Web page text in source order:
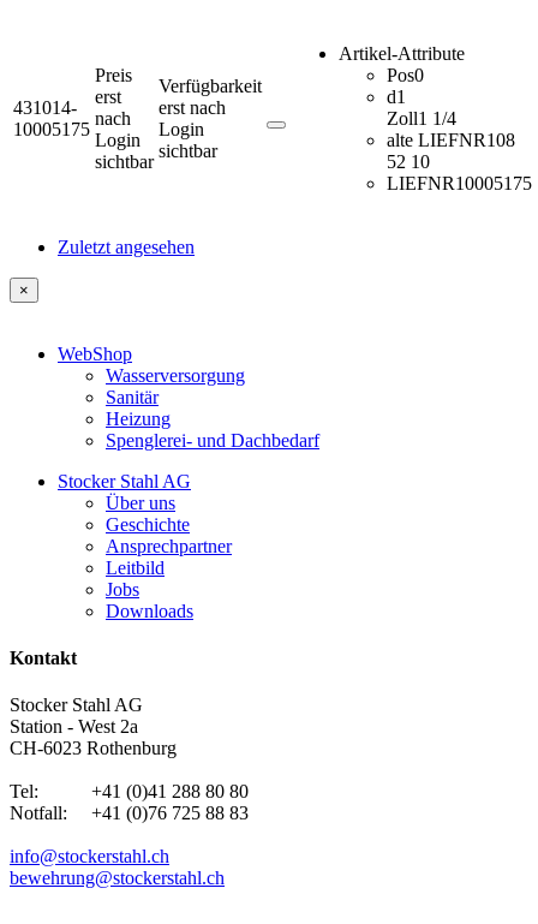
431014-
10005175
Preis
erst
nach
Login
sichtbar
Verfügbarkeit
erst nach
Login
sichtbar
Artikel-Attribute
Pos0
d1
Zoll1 1/4
alte LIEFNR108
52 10
LIEFNR10005175
Zuletzt angesehen
×
WebShop
Wasserversorgung
Sanitär
Heizung
Spenglerei- und Dachbedarf
Stocker Stahl AG
Über uns
Geschichte
Ansprechpartner
Leitbild
Jobs
Downloads
Kontakt
Stocker Stahl AG
Station - West 2a
CH-6023 Rothenburg
Tel: +41 (0)41 288 80 80
Notfall: +41 (0)76 725 88 83
info@stockerstahl.ch
bewehrung@stockerstahl.ch